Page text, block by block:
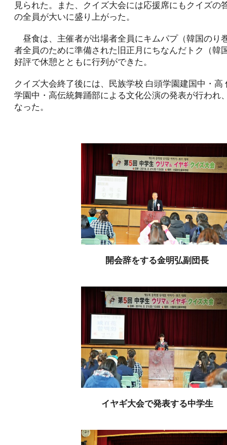
見られた。また、クイズ大会には応援席にもクイズの
の全員が大いに盛り上がった。
昼食は、主催者が出場者全員にキムパプ（韓国のり
者全員のために準備された旧正月にちなんだトク（韓
好評で休憩とともに行列ができた。
クイズ大会終了後には、民族学校 白頭学園建国中・高
学園中・高伝統舞踊部による文化公演の発表が行われ
なった。
開会辞をする金明弘副団長
イヤギ大会で発表する中学生